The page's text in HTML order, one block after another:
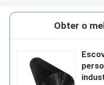
Obter o